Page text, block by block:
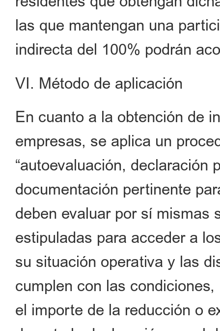
las que mantengan una
indirecta del 100% podrán
VI. Método de aplicación
En cuanto a la obtención de
empresas, se aplica un
“autoevaluación, declaración
documentación pertinente
deben evaluar por sí mismas
estipuladas para acceder a
su situación operativa y las
cumplen con las
el importe de la reducción o